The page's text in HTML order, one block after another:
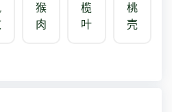
猴
肉
榄
叶
桃
壳